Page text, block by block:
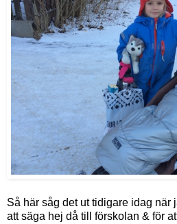
Så här såg det ut tidigare idag när
att säga hej då till förskolan & för